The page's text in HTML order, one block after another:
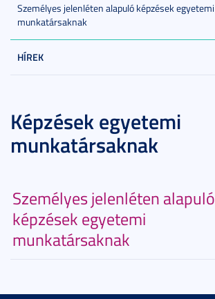
Személyes jelenléten alapuló képzések egyetemi
munkatársaknak
HÍREK
Képzések egyetemi
munkatársaknak
Személyes jelenléten alapuló
képzések egyetemi
munkatársaknak